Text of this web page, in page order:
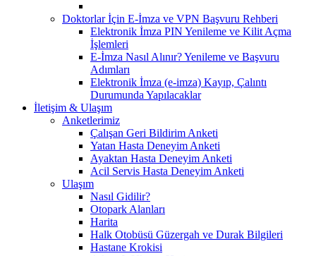
Doktorlar İçin E-İmza ve VPN Başvuru Rehberi
Elektronik İmza PIN Yenileme ve Kilit Açma
İşlemleri
E-İmza Nasıl Alınır? Yenileme ve Başvuru
Adımları
Elektronik İmza (e-imza) Kayıp, Çalıntı
Durumunda Yapılacaklar
İletişim & Ulaşım
Anketlerimiz
Çalışan Geri Bildirim Anketi
Yatan Hasta Deneyim Anketi
Ayaktan Hasta Deneyim Anketi
Acil Servis Hasta Deneyim Anketi
Ulaşım
Nasıl Gidilir?
Otopark Alanları
Harita
Halk Otobüsü Güzergah ve Durak Bilgileri
Hastane Krokisi